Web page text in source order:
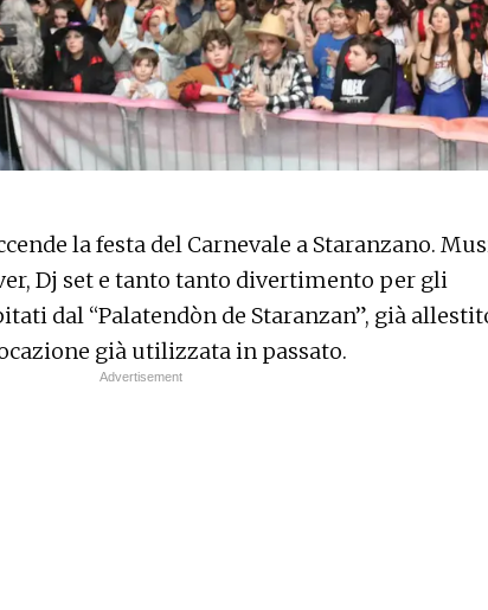
la festa del Carnevale a Staranzano.
Dj set e tanto tanto divertimento per gli
dal “Palatendòn de Staranzan”, già
già utilizzata in passato.